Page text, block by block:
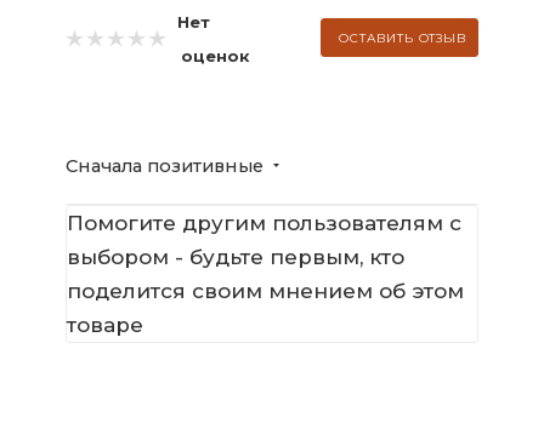
Нет
оценок
ОСТАВИТЬ ОТЗЫВ
Сначала позитивные
Помогите другим пользователям с
выбором - будьте первым, кто
поделится своим мнением об этом
товаре